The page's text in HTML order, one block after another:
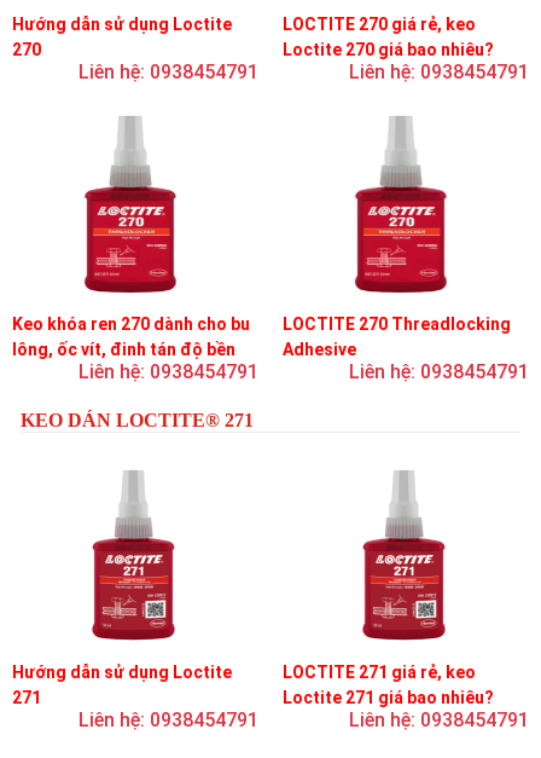
Hướng dẫn sử dụng Loctite
270
Liên hệ: 0938454791
LOCTITE 270 giá rẻ, keo
Loctite 270 giá bao nhiêu?
Liên hệ: 0938454791
Keo khóa ren 270 dành cho bu
lông, ốc vít, đinh tán độ bền
cao, khóa vĩnh viễn
Liên hệ: 0938454791
LOCTITE 270 Threadlocking
Adhesive
Liên hệ: 0938454791
KEO DÁN LOCTITE® 271
Hướng dẫn sử dụng Loctite
271
Liên hệ: 0938454791
LOCTITE 271 giá rẻ, keo
Loctite 271 giá bao nhiêu?
Liên hệ: 0938454791